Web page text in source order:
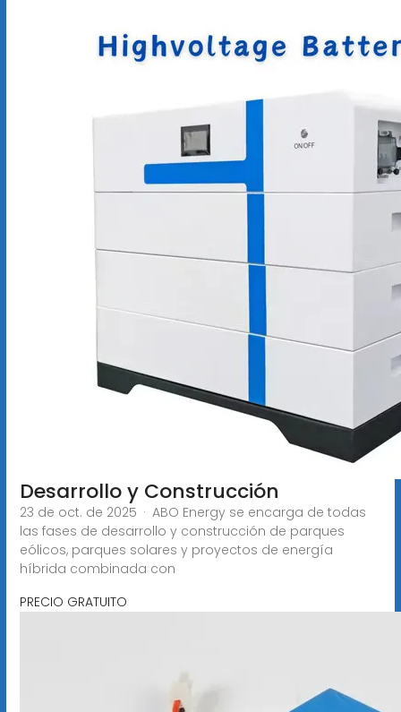
Desarrollo y Construcción
23 de oct. de 2025 · ABO Energy se encarga de todas
las fases de desarrollo y construcción de parques
eólicos, parques solares y proyectos de energía
híbrida combinada con
PRECIO GRATUITO